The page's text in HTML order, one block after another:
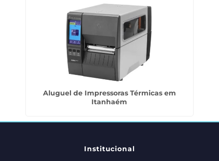
Aluguel de Impressoras Térmicas em
Itanhaém
Institucional